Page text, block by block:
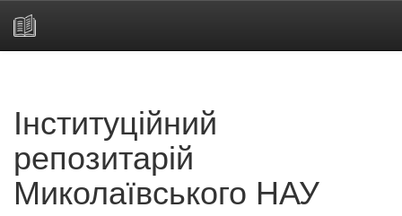
Інституційний
репозитарій
Миколаївського НАУ